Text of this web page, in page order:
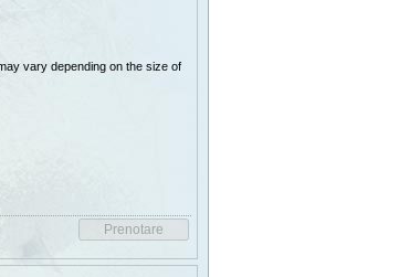
vary depending on the size of